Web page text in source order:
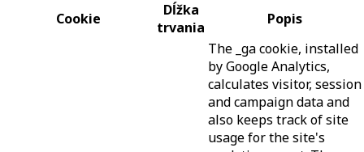
Cookie
Dĺžka
trvania
Popis
The _ga cookie, installed
by Google Analytics,
calculates visitor, session
and campaign data and
also keeps track of site
usage for the site's